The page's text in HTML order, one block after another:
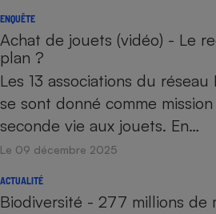
ENQUÊTE
Achat de jouets (vidéo) - Le
plan ?
Les 13 associations du réseau
se sont donné comme
seconde vie aux jouets. En…
Le 09 décembre 2025
ACTUALITÉ
Biodiversité - 277 millions de